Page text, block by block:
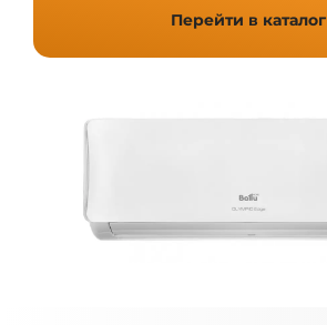
Перейти в каталог